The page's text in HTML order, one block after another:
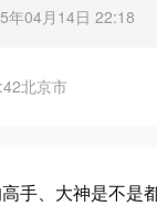
年04月14日 22:18
北京市
手、大神是不是